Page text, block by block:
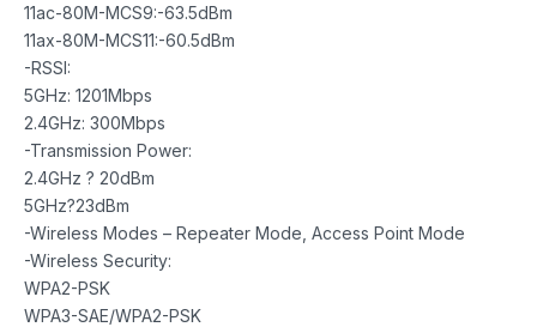
11ac-80M-MCS9:-63.5dBm
11ax-80M-MCS11:-60.5dBm
-RSSI:
5GHz: 1201Mbps
2.4GHz: 300Mbps
-Transmission Power:
2.4GHz ? 20dBm
5GHz?23dBm
-Wireless Modes – Repeater Mode, Access Point Mode
-Wireless Security:
WPA2-PSK
WPA3-SAE/WPA2-PSK